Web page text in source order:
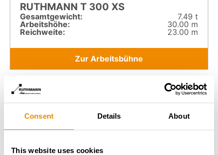
Consent Details About
This website uses cookies
RUTHMANN T 300 XS
Gesamt­gewicht:
7.49 t
Arbeitshöhe:
30.00 m
Reichweite:
23.00 m
Zur Arbeitsbühne